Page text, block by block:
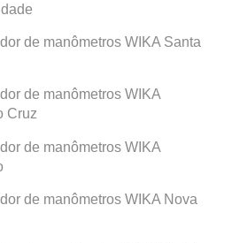
de manômetros WIKA Santa
de manômetros WIKA
Cruz
de manômetros WIKA
de manômetros WIKA Nova